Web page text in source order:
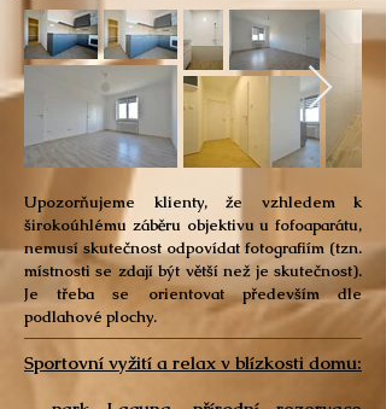
Upozorňujeme klienty, že vzhledem k
širokoúhlému záběru objektivu u fofoaparátu,
nemusí skutečnost odpovídat fotografiím (tzn.
místnosti se zdají být větší než je skutečnost).
Je třeba se orientovat především dle
podlahové plochy.
Sportovní vyžití a relax v blízkosti domu: